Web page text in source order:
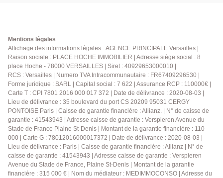
cuisine à aménager, sublime réception de 43 m² avec
vue dégagée sans aucun vis-à-vis, chambre parentale
avec salle de douche et wc, deux autres chambres,
salle de douche avec wc. A l'étage: très grande pièce
au charme fou pouvant servir de 4ème chambre ,
bureau, salle de bains. En dépendance: une chambre
de service de 9.69 m² au sol, 2 caves, très beau jardin
privatif clos et arboré de 252 m² . Accès A13 rapide
ainsi que du Haras de Jardy. Un bien sans équivalent
à Versailles. Exclusivité.
Mentions légales
Affichage des informations légales : AGENCE PRINCIPALE Versailles |
Raison sociale : PLACE HOCHE IMMOBILIER | Adresse siège social : 8
place Hoche - 78000 VERSAILLES | Siret : 40929653000010 |
RCS : Versailles | Numero TVA Intracommunautaire : FR67409296530 |
Forme juridique : SARL | Capital social : 7 622 | Assurance RCP : 110000€ |
Carte T : CPI 7801 2016 000 017 372 | Date de délivrance : 2020-08-03 |
Lieu de délivrance : 35 boulevard du port CS 20209 95031 CERGY
PONTOISE Paris | Caisse de garantie financière : Allianz. | N° de caisse de
garantie : 41543943 | Adresse caisse de garantie : Verspieren Avenue du
Stade de France Plaine St-Denis | Montant de la garantie financière : 110
000 | Carte G : 78012016000017372 | Date de délivrance : 2020-08-03 |
Lieu de délivrance : Paris | Caisse de garantie financière : Allianz | N° de
caisse de garantie : 41543943 | Adresse caisse de garantie : Verspieren
Avenue du Stade de France, Plaine St-Denis | Montant de la garantie
financière : 315 000 € | Nom du médiateur : MEDIMMOCONSO | Adresse du